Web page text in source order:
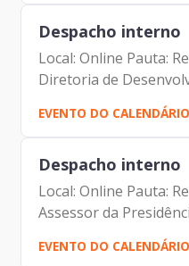
Prodam)...
Despacho interno
Local: Online Pauta:
Diretoria de
Padovan Forbes (
Tomiatto de Oliveira...
EVENTO DO CALENDÁRIO
Despacho interno
Local: Online Pauta:
Assessor da Presidência Participantes:
de Padovan Forbes (
André Tomiatto de
EVENTO DO CALENDÁRIO